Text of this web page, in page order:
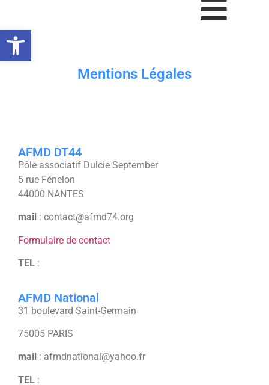
Ouvrir la barre d’outils
Mentions Légales
AFMD DT44
Pôle associatif Dulcie September
5 rue Fénelon
44000 NANTES
mail : contact@afmd74.org
Formulaire de contact
TEL :
AFMD National
31 boulevard Saint-Germain
75005 PARIS
mail : afmdnational@yahoo.fr
TEL :